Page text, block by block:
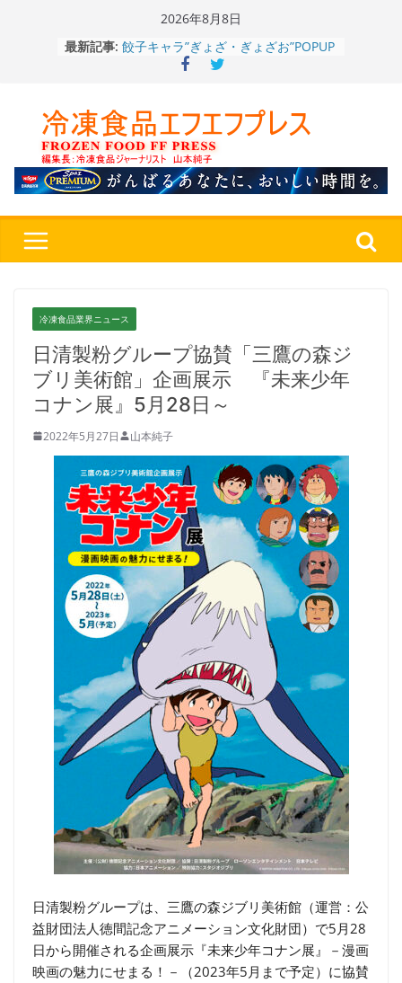
2026年8月8日
最新記事: 餃子キャラ”ぎょざ・ぎょざお”POPUP
ストアで作者にご挨拶、新作”れいと
うこ～こ～”を知る
定さわやかフレーバー「CHEESE
WONDER YELLOW」復刻発売中
今まで無かった大盛！水から簡単レン
ジ♪ふわもちめん！！「冷凍 日清の
どん兵衛 大盛 きつねうどん」
日清食品冷凍、背油の旨み・コク深い
から新ブランド『ニップン、彩りごは
ん。』～”おいしさ”をアピール
冷凍食品業界ニュース
日清製粉グループ協賛「三鷹の森ジ
ブリ美術館」企画展示 『未来少年
コナン展』5月28日～
2022年5月27日 山本純子
日清製粉グループは、三鷹の森ジブリ美術館（運営：公
益財団法人徳間記念アニメーション文化財団）で5月28
日から開催される企画展示『未来少年コナン展』－漫画
映画の魅力にせまる！－（2023年5月まで予定）に協賛